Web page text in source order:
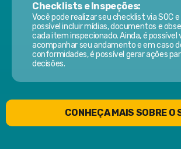
Checklists e Inspeções:
Você pode realizar seu checklist via SOC e
possível incluir mídias, documentos e
cada item inspecionado. Ainda, é possível
acompanhar seu andamento e em caso
conformidades, é possível gerar ações
decisões.
CONHEÇA MAIS SOBRE O